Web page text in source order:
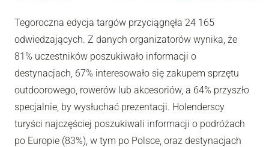
Tegoroczna edycja targów przyciągnęła 24 165
odwiedzających. Z danych organizatorów wynika, że
81% uczestników poszukiwało informacji o
destynacjach, 67% interesowało się zakupem sprzętu
outdoorowego, rowerów lub akcesoriów, a 64% przyszło
specjalnie, by wysłuchać prezentacji. Holenderscy
turyści najczęściej poszukiwali informacji o podróżach
po Europie (83%), w tym po Polsce, oraz destynacjach